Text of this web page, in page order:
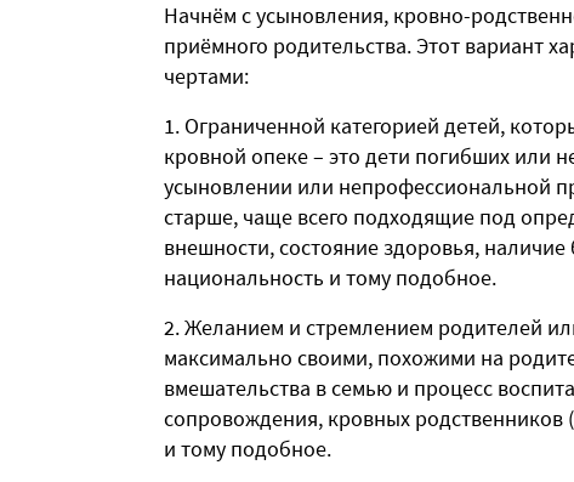
Начнём с усыновления, кровно-
приёмного родительства. Этот вариант
чертами:
1. Ограниченной категорией детей,
кровной опеке – это дети погибших или
усыновлении или непрофессиональной
старше, чаще всего подходящие под
внешности, состояние здоровья,
национальность и тому подобное.
2. Желанием и стремлением родителей
максимально своими, похожими на
вмешательства в семью и процесс
сопровождения, кровных
и тому подобное.